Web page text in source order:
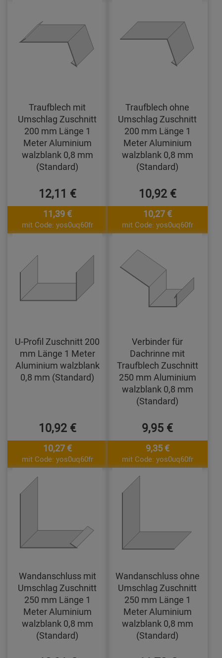
Traufblech mit
Umschlag Zuschnitt
200 mm Länge 1
Meter Aluminium
walzblank 0,8 mm
(Standard)
12,11 €
11,39 €
mit Code: yos0uq60fr
Traufblech ohne
Umschlag Zuschnitt
200 mm Länge 1
Meter Aluminium
walzblank 0,8 mm
(Standard)
10,92 €
10,27 €
mit Code: yos0uq60fr
U-Profil Zuschnitt 200
mm Länge 1 Meter
Aluminium walzblank
0,8 mm (Standard)
10,92 €
10,27 €
mit Code: yos0uq60fr
Verbinder für
Dachrinne mit
Traufblech Zuschnitt
250 mm Aluminium
walzblank 0,8 mm
(Standard)
9,95 €
9,35 €
mit Code: yos0uq60fr
Wandanschluss mit
Umschlag Zuschnitt
250 mm Länge 1
Meter Aluminium
walzblank 0,8 mm
(Standard)
Wandanschluss ohne
Umschlag Zuschnitt
250 mm Länge 1
Meter Aluminium
walzblank 0,8 mm
(Standard)